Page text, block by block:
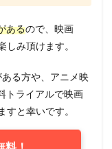
あるので、映画
しみ頂けます。
る方や、アニメ映
トライアルで映画
すと幸いです。
！